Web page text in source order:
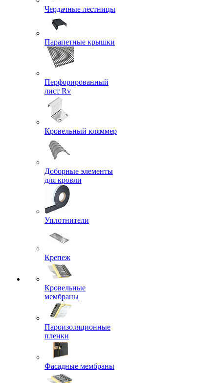
Чердачные лестницы
Парапетные крышки
Перфорированный
лист Rv
Кровельный кляммер
Доборные элементы
для кровли
Уплотнители
Крепеж
Кровельные
мембраны
Пароизоляционные
пленки
Фасадные мембраны